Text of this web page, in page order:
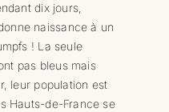
dix jours,
naissance à un
! La seule
pas bleus mais
leur population est
Hauts-de-France se